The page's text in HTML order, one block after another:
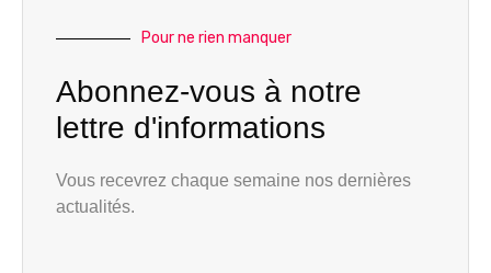
Pour ne rien manquer
Abonnez-vous à notre
lettre d'informations
Vous recevrez chaque semaine nos dernières
actualités.